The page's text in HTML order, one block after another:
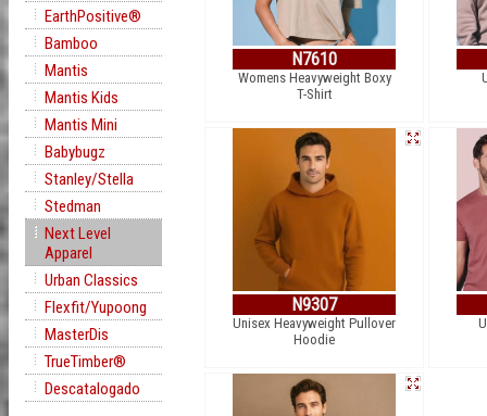
EarthPositive®
Bamboo
Mantis
Mantis Kids
Mantis Mini
Babybugz
Stanley/Stella
Stedman
Next Level
Apparel
Urban Classics
Flexfit/Yupoong
MasterDis
TrueTimber®
Descatalogado
N7610
Womens Heavyweight Boxy
T-Shirt
N9307
Unisex Heavyweight Pullover
Hoodie